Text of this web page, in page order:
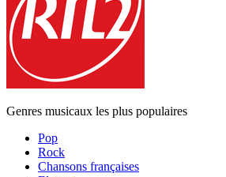
Genres musicaux les plus populaires
Pop
Rock
Chansons françaises